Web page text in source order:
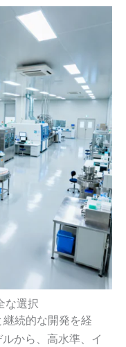
な選択
続的な開発を経
から、高水準、イ